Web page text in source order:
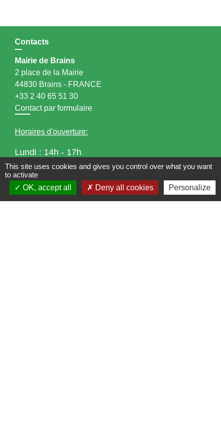
Contacts
Mairie de Brains
2 place de la Mairie
44830 Brains - FRANCE
+33 2 40 65 51 30
Contact par formulaire
Horaires d'ouverture:
Lundi : 14h - 17h
Mardi : 8h30 - 13h / 14h - 17h
Mercredi : 8h30 - 13h
Jeudi : 8h30 - 13h
Vendredi : 8h30 - 13h / 14h - 17h
This site uses cookies and gives you control over what you want
to activate
OK, accept all
Deny all cookies Personalize